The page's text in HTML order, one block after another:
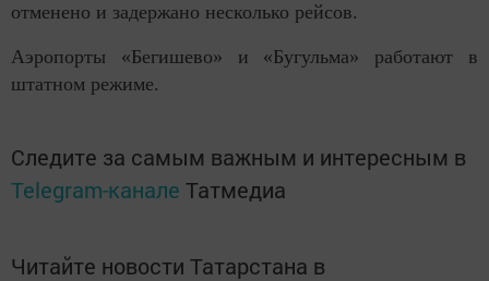
отменено и задержано несколько рейсов.
Аэропорты «Бегишево» и «Бугульма» работают в
штатном режиме.
Следите за самым важным и интересным в
Telegram-канале Татмедиа
Читайте новости Татарстана в